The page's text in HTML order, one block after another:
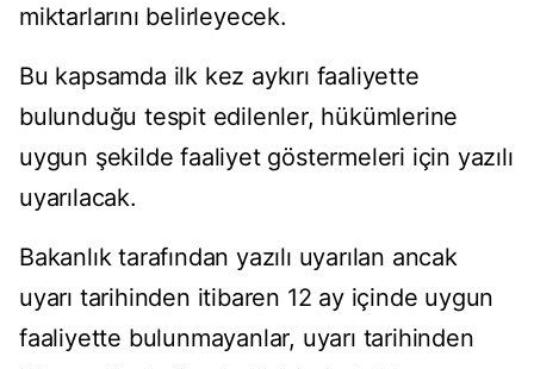
miktarlarını belirleyecek.
Bu kapsamda ilk kez aykırı faaliyette
bulunduğu tespit edilenler, hükümlerine
uygun şekilde faaliyet göstermeleri için yazılı
uyarılacak.
Bakanlık tarafından yazılı uyarılan ancak
uyarı tarihinden itibaren 12 ay içinde uygun
faaliyette bulunmayanlar, uyarı tarihinden